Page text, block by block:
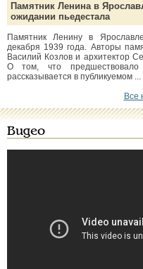
Памятник Ленина в
ожидании пьедестала
Памятник Ленину в
декабря 1939 года. Авторы
Василий Козлов и архитектор
О том, что
рассказывается в публикуемом ...
Все
Видео